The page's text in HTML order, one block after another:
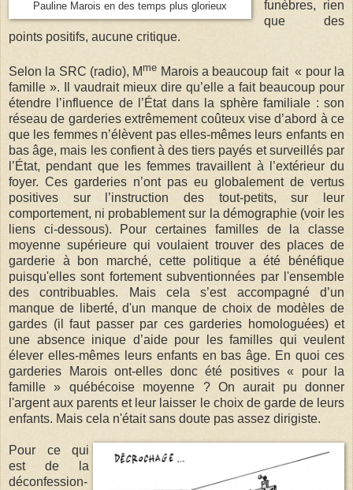
Pauline Marois en des temps plus glorieux
funèbres, rien
que des
points positifs, aucune critique.
Selon la SRC (radio), Mme Marois a beaucoup fait « pour la
famille ». Il vaudrait mieux dire qu’elle a fait beaucoup pour
étendre l’influence de l’État dans la sphère familiale : son
réseau de garderies extrêmement coûteux vise d’abord à ce
que les femmes n’élèvent pas elles-mêmes leurs enfants en
bas âge, mais les confient à des tiers payés et surveillés par
l’État, pendant que les femmes travaillent à l’extérieur du
foyer. Ces garderies n’ont pas eu globalement de vertus
positives sur l’instruction des tout-petits, sur leur
comportement, ni probablement sur la démographie (voir les
liens ci-dessous). Pour certaines familles de la classe
moyenne supérieure qui voulaient trouver des places de
garderie à bon marché, cette politique a été bénéfique
puisqu'elles sont fortement subventionnées par l'ensemble
des contribuables. Mais cela s’est accompagné d’un
manque de liberté, d'un manque de choix de modèles de
gardes (il faut passer par ces garderies homologuées) et
une absence inique d’aide pour les familles qui veulent
élever elles-mêmes leurs enfants en bas âge. En quoi ces
garderies Marois ont-elles donc été positives « pour la
famille » québécoise moyenne ? On aurait pu donner
l'argent aux parents et leur laisser le choix de garde de leurs
enfants. Mais cela n'était sans doute pas assez dirigiste.
Pour ce qui
est de la
déconfes­sion­